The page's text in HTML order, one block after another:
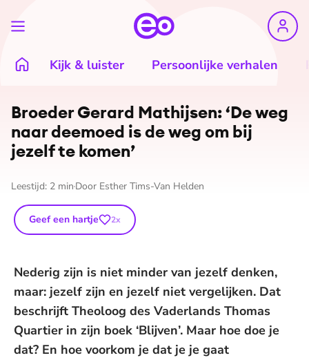
Kijk & luister Persoonlijke verhalen
Broeder Gerard Mathijsen: ‘De weg
naar deemoed is de weg om bij
jezelf te komen’
Leestijd: 2 min Door Esther Tims-Van Helden
Geef een hartje 2x
Nederig zijn is niet minder van jezelf denken,
maar: jezelf zijn en jezelf niet vergelijken. Dat
beschrijft Theoloog des Vaderlands Thomas
Quartier in zijn boek ‘Blijven’. Maar hoe doe je
dat? En hoe voorkom je dat je je gaat